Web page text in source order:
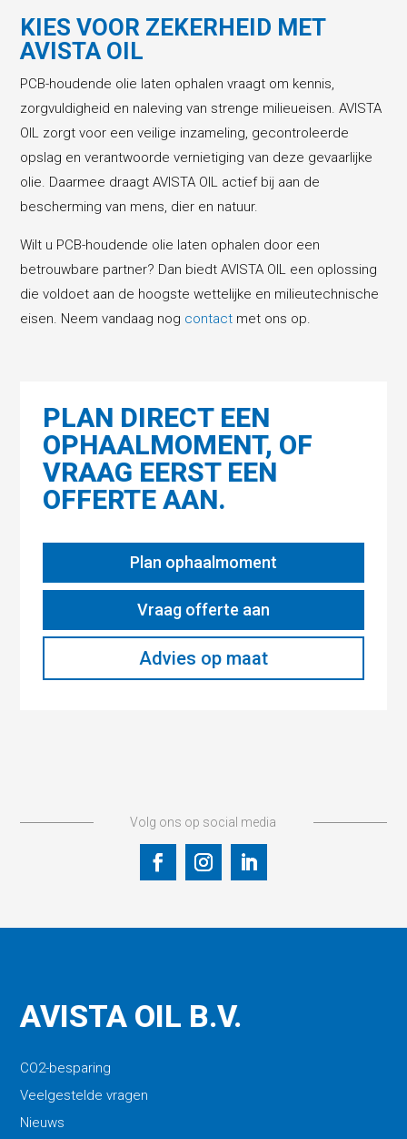
KIES VOOR ZEKERHEID MET
AVISTA OIL
PCB-houdende olie laten ophalen vraagt om kennis,
zorgvuldigheid en naleving van strenge milieueisen. AVISTA
OIL zorgt voor een veilige inzameling, gecontroleerde
opslag en verantwoorde vernietiging van deze gevaarlijke
olie. Daarmee draagt AVISTA OIL actief bij aan de
bescherming van mens, dier en natuur.
Wilt u PCB-houdende olie laten ophalen door een
betrouwbare partner? Dan biedt AVISTA OIL een oplossing
die voldoet aan de hoogste wettelijke en milieutechnische
eisen. Neem vandaag nog contact met ons op.
PLAN DIRECT EEN
OPHAALMOMENT, OF
VRAAG EERST EEN
OFFERTE AAN.
Plan ophaalmoment
Vraag offerte aan
Advies op maat
Volg ons op social media
AVISTA OIL B.V.
CO2-besparing
Veelgestelde vragen
Nieuws